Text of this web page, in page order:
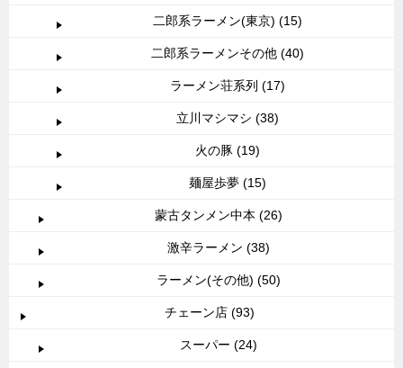
二郎系ラーメン(東京) (15)
二郎系ラーメンその他 (40)
ラーメン荘系列 (17)
立川マシマシ (38)
火の豚 (19)
麺屋歩夢 (15)
蒙古タンメン中本 (26)
激辛ラーメン (38)
ラーメン(その他) (50)
チェーン店 (93)
スーパー (24)